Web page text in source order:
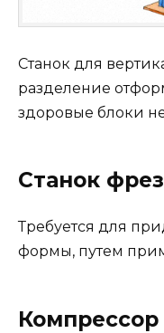
Станок для
разделение
здоровые блоки
Станок
Требуется для
формы, путем
Компрессор